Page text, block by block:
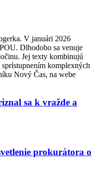
V januári 2026
Dlhodobo sa venuje
Jej texty kombinujú
komplexných
Nový Čas, na webe
sa k vražde a
prokurátora o